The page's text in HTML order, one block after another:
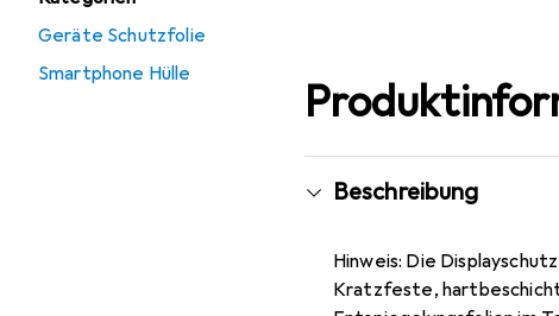
Geräte Schutzfolie
Smartphone Hülle
Beschreibung
Hinweis: Die
Kratzfeste,